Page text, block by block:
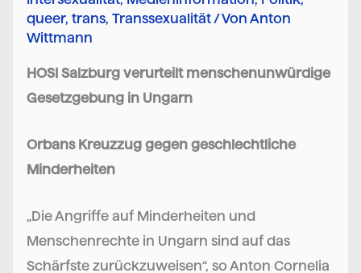
queer,trans ,Transsexualität / Von Anton
Wittmann
HOSI Salzburg verurteilt menschenunwürdige
Gesetzgebung in Ungarn
Orbans Kreuzzug gegen geschlechtliche
Minderheiten
„Die Angriffe auf Minderheiten und
Menschenrechte in Ungarn sind auf das
Schärfste zurückzuweisen“, so Anton Cornelia